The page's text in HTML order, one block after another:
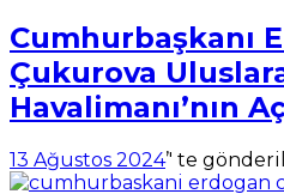
Cumhurbaşkanı
Çukurova
Havalimanı’nın
13 Ağustos 2024’' te